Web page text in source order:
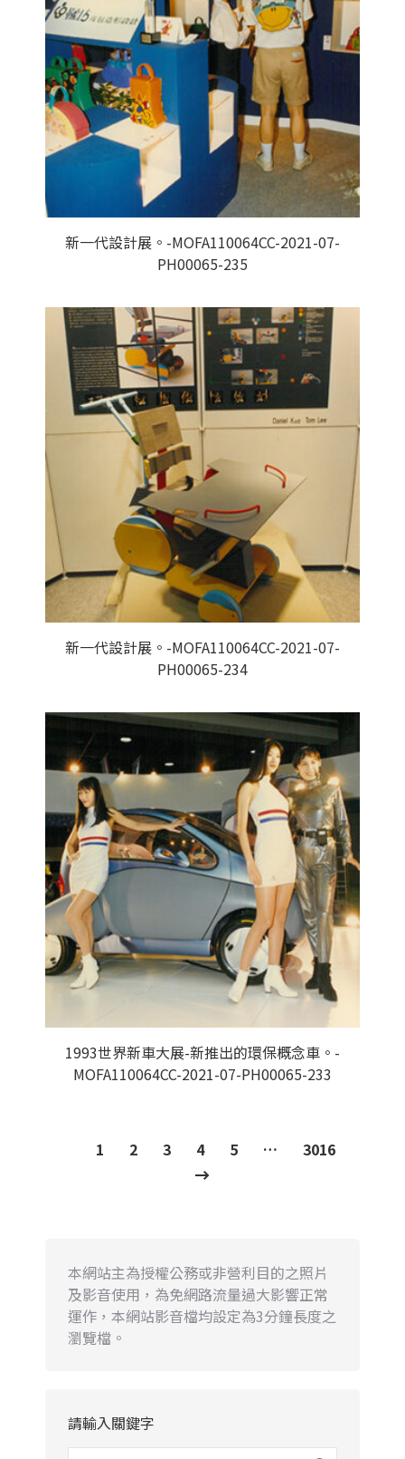
新一代設計展。-MOFA110064CC-2021-07-
PH00065-235
新一代設計展。-MOFA110064CC-2021-07-
PH00065-234
1993世界新車大展-新推出的環保概念車。-
MOFA110064CC-2021-07-PH00065-233
1 2 3 4 5 … 3016
本網站主為授權公務或非營利目的之照片
及影音使用，為免網路流量過大影響正常
運作，本網站影音檔均設定為3分鐘長度之
瀏覽檔。
請輸入關鍵字